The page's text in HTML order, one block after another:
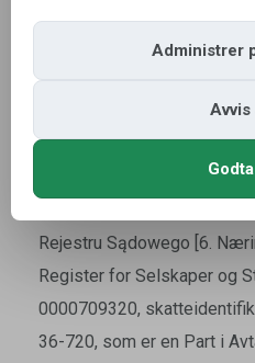
kommandittselskap] med
næringsdrivende ved
Register for Selskaper og
Rejonowy Gdańsk-Północ
Rejestru Sądowego [6.
Register for Selskaper og
0000709320,
36-720, som er en Part i
Administrer
Avvis